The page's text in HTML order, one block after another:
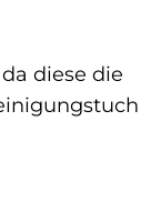
diese die